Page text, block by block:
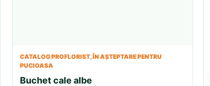
CATALOG PROFLORIST, ÎN AȘTEPTARE PENTRU
PUCIOASA
Buchet cale albe